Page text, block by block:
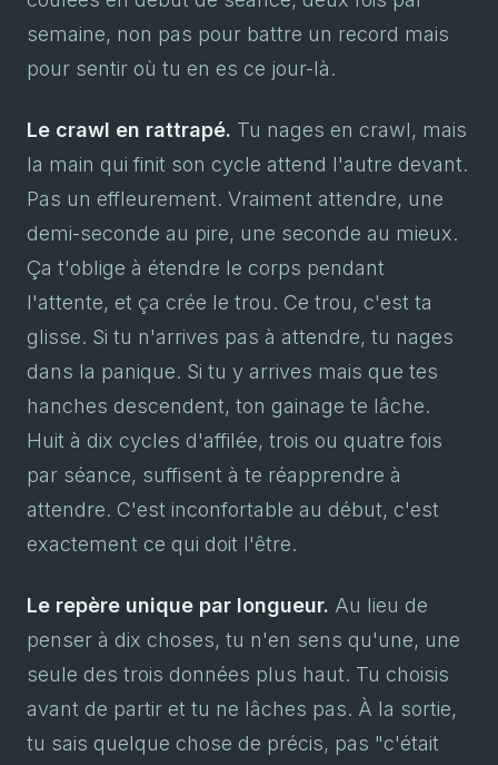
semaine, non pas pour battre un record mais
pour sentir où tu en es ce jour-là.
Le crawl en rattrapé. Tu nages en crawl, mais
la main qui finit son cycle attend l'autre devant.
Pas un effleurement. Vraiment attendre, une
demi-seconde au pire, une seconde au mieux.
Ça t'oblige à étendre le corps pendant
l'attente, et ça crée le trou. Ce trou, c'est ta
glisse. Si tu n'arrives pas à attendre, tu nages
dans la panique. Si tu y arrives mais que tes
hanches descendent, ton gainage te lâche.
Huit à dix cycles d'affilée, trois ou quatre fois
par séance, suffisent à te réapprendre à
attendre. C'est inconfortable au début, c'est
exactement ce qui doit l'être.
Le repère unique par longueur. Au lieu de
penser à dix choses, tu n'en sens qu'une, une
seule des trois données plus haut. Tu choisis
avant de partir et tu ne lâches pas. À la sortie,
tu sais quelque chose de précis, pas "c'était